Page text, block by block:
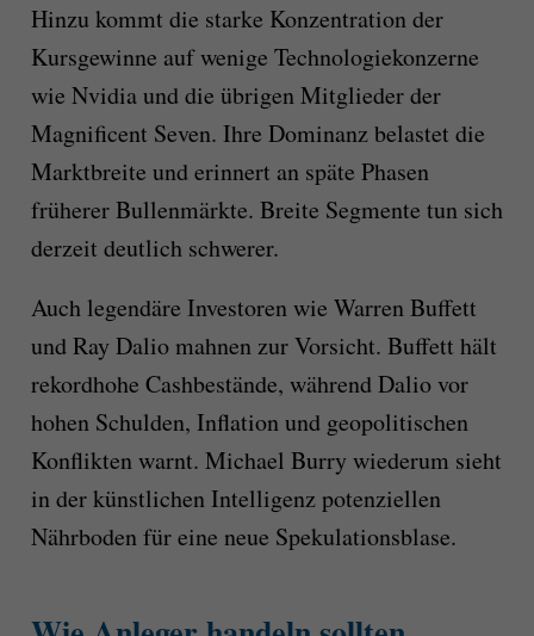
Hinzu kommt die starke Konzentration der
Kursgewinne auf wenige Technologiekonzerne
wie Nvidia und die übrigen Mitglieder der
Magnificent Seven. Ihre Dominanz belastet die
Marktbreite und erinnert an späte Phasen
früherer Bullenmärkte. Breite Segmente tun sich
derzeit deutlich schwerer.
Auch legendäre Investoren wie Warren Buffett
und Ray Dalio mahnen zur Vorsicht. Buffett hält
rekordhohe Cashbestände, während Dalio vor
hohen Schulden, Inflation und geopolitischen
Konflikten warnt. Michael Burry wiederum sieht
in der künstlichen Intelligenz potenziellen
Nährboden für eine neue Spekulationsblase.